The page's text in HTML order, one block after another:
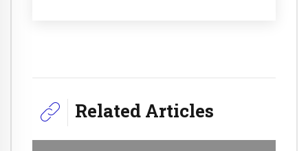
Related Articles